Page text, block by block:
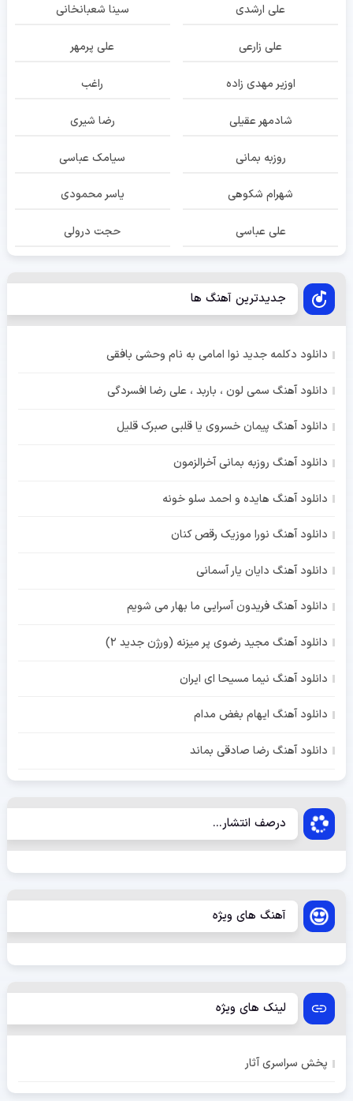
علی ارشدی سینا شعبانخانی
علی زارعی علی پرمهر
اوزیر مهدی زاده راغب
شادمهر عقیلی رضا شیری
روزبه بمانی سیامک عباسی
شهرام شکوهی یاسر محمودی
علی عباسی حجت درولی
جدیدترین آهنگ ها
دانلود دکلمه جدید نوا امامی به نام وحشی بافقی
دانلود آهنگ سمی لون ، باربد ، علی رضا افسردگی
دانلود آهنگ پیمان خسروی یا قلبی صبرک قلیل
دانلود آهنگ روزبه بمانی آخرالزمون
دانلود آهنگ هایده و احمد سلو خونه
دانلود آهنگ نورا موزیک رقص کنان
دانلود آهنگ دایان یار آسمانی
دانلود آهنگ فریدون آسرایی ما بهار می شویم
دانلود آهنگ مجید رضوی پر میزنه (ورژن جدید 2)
دانلود آهنگ نیما مسیحا ای ایران
دانلود آهنگ ایهام بغض مدام
دانلود آهنگ رضا صادقی بماند
درصف انتشار...
آهنگ های ویژه
لینک های ویژه
پخش سراسری آثار